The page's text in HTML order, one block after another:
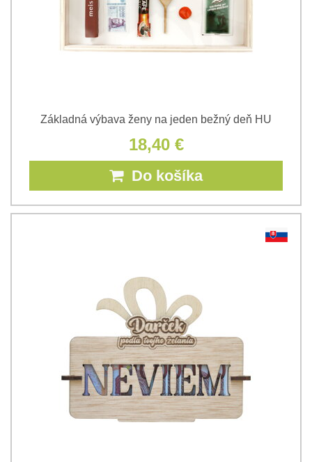
Základná výbava ženy na jeden bežný deň HU
18,40 €
Do košíka